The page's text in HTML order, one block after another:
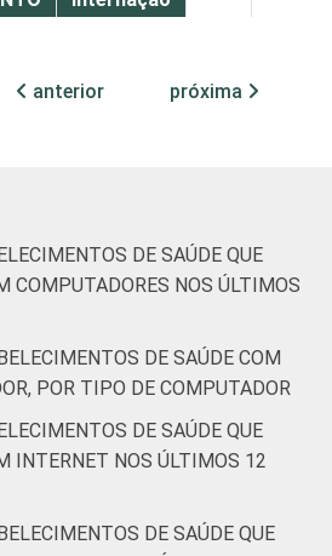
internação
11
(mais de
50 leitos)
12
Serviço de
apoio à
terapia
21 79
anterior próxima
DE SAÚDE QUE
COMPUTADORES NOS ÚLTIMOS
DE SAÚDE COM
POR TIPO DE COMPUTADOR
DE SAÚDE QUE
INTERNET NOS ÚLTIMOS 12
DE SAÚDE QUE